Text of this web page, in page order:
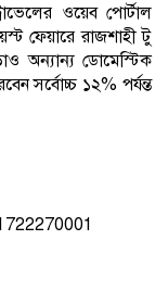
ওয়েব পোর্টাল
ফেয়ারে রাজশাহী টু
অন্যান্য ডোমেস্টিক
সর্বোচ্চ ১২% পর্যন্ত